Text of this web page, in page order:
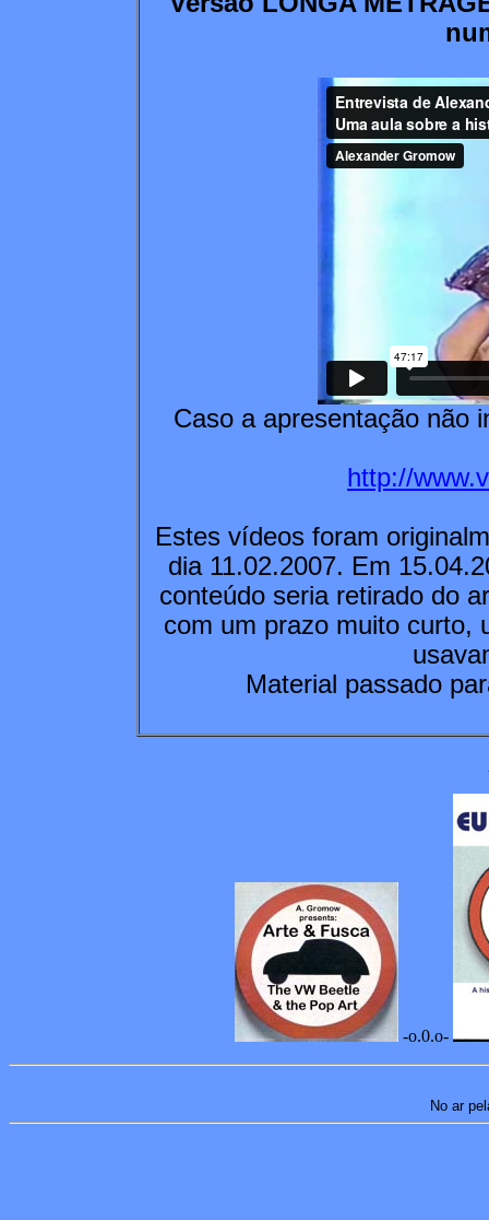
Caso a apresentação não
http://
Estes vídeos foram
dia 11.02.2007. Em
conteúdo seria retirado do
com um prazo muito curto,
Material passado
-o.0.o-
No ar